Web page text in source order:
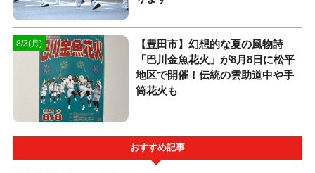
8/3(月)
【豊田市】幻想的な夏の風物詩
「巴川金魚花火」が8月8日に松平
地区で開催！伝統の雲助道中や手
筒花火も
おすすめ記事